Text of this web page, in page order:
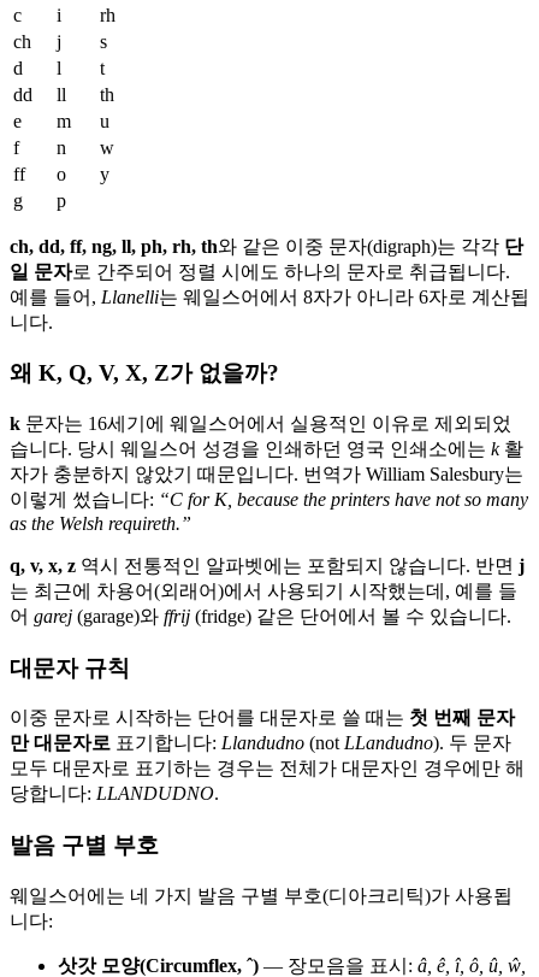
c
i
rh
ch
j
s
d
l
t
dd
ll
th
e
m
u
f
n
w
ff
o
y
g
p
ch, dd, ff, ng, ll, ph, rh, th와 같은 이중 문자(digraph)는 각각 단
일 문자로 간주되어 정렬 시에도 하나의 문자로 취급됩니다.
예를 들어, Llanelli는 웨일스어에서 8자가 아니라 6자로 계산됩
니다.
왜 K, Q, V, X, Z가 없을까?
k 문자는 16세기에 웨일스어에서 실용적인 이유로 제외되었
습니다. 당시 웨일스어 성경을 인쇄하던 영국 인쇄소에는 k활
자가 충분하지 않았기 때문입니다. 번역가 William Salesbury는
이렇게 썼습니다: “C for K, because the printers have not so many
as the Welsh requireth.”
q, v, x, z 역시 전통적인 알파벳에는 포함되지 않습니다. 반면 j
는 최근에 차용어(외래어)에서 사용되기 시작했는데, 예를 들
어 garej (garage)와 ffrij (fridge) 같은 단어에서 볼 수 있습니다.
대문자 규칙
이중 문자로 시작하는 단어를 대문자로 쓸 때는 첫 번째 문자
만 대문자로 표기합니다: Llandudno (not LLandudno). 두 문자
모두 대문자로 표기하는 경우는 전체가 대문자인 경우에만 해
당합니다: LLANDUDNO.
발음 구별 부호
웨일스어에는 네 가지 발음 구별 부호(디아크리틱)가 사용됩
니다:
삿갓 모양(Circumflex, ˆ) — 장모음을 표시: â, ê, î, ô, û, ŵ,